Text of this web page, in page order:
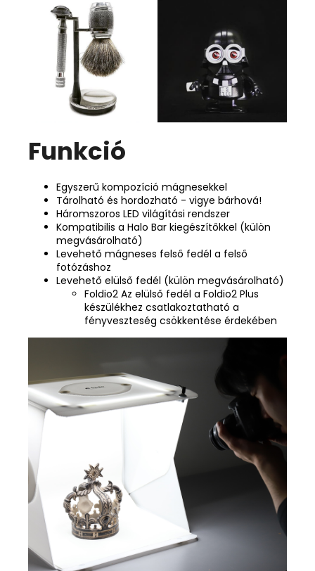
Funkció
Egyszerű kompozíció mágnesekkel
Tárolható és hordozható - vigye bárhová!
Háromszoros LED világítási rendszer
Kompatibilis a Halo Bar kiegészítőkkel (külön
megvásárolható)
Levehető mágneses felső fedél a felső
fotózáshoz
Levehető elülső fedél (külön megvásárolható)
Foldio2 Az elülső fedél a Foldio2 Plus
készülékhez csatlakoztatható a
fényveszteség csökkentése érdekében